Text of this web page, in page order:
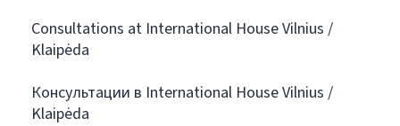
Consultations at International House Vilnius /
Klaipėda
Консультации в International House Vilnius /
Klaipėda